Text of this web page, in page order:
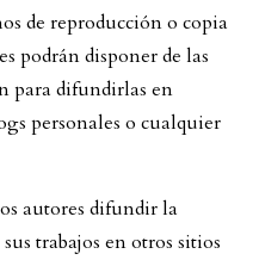
de reproducción o copia
podrán disponer de las
para difundirlas en
personales o cualquier
autores difundir la
trabajos en otros sitios